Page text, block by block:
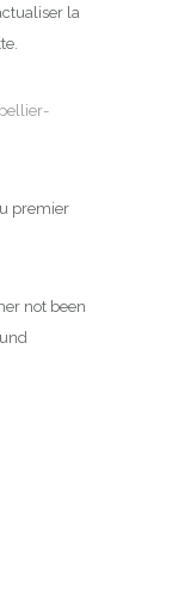
la
premier
not been